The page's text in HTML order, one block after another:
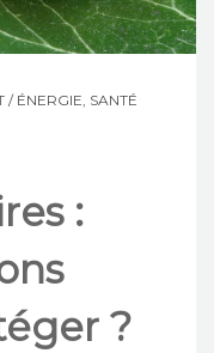
/ ÉNERGIE, SANTÉ
:
?